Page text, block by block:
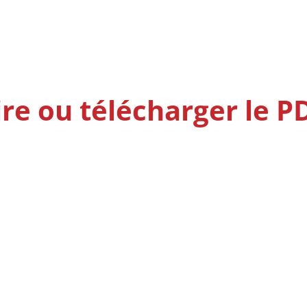
ou télécharger le